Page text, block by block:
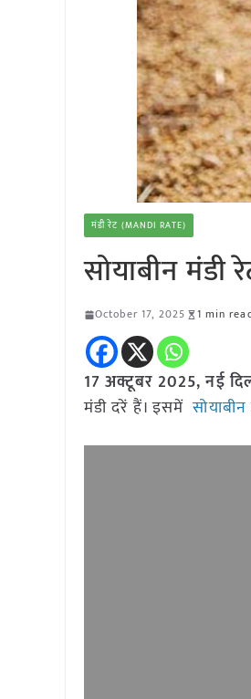
मंडी रेट (MANDI RATE)
सोयाबीन
October 17, 2025 1 min
17 अक्टूबर 2025, नई
मंडी दरें हैं। इसमें सोयाबीन